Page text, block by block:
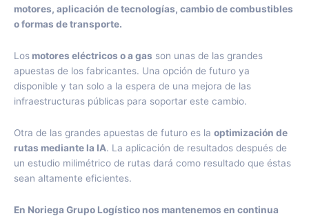
motores, aplicación de tecnologías, cambio de combustibles
o formas de transporte.
Los motores eléctricos o a gas son unas de las grandes
apuestas de los fabricantes. Una opción de futuro ya
disponible y tan solo a la espera de una mejora de las
infraestructuras públicas para soportar este cambio.
Otra de las grandes apuestas de futuro es la optimización de
rutas mediante la IA. La aplicación de resultados después de
un estudio milimétrico de rutas dará como resultado que éstas
sean altamente eficientes.
En Noriega Grupo Logístico nos mantenemos en continua